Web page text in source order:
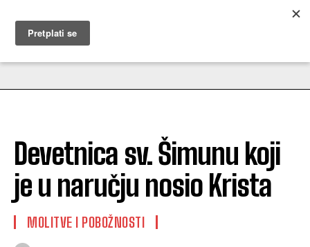
MUŽEVNI BUDITE
Devetnica sv. Šimunu koji
je u naručju nosio Krista
MOLITVE I POBOŽNOSTI